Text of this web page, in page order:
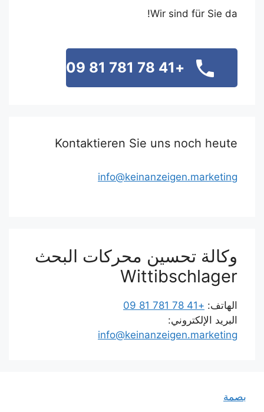
Wir sind für Sie da!
+41 78 781 81 09
Kontaktieren Sie uns noch heute
info@keinanzeigen.marketing
وكالة تحسين محركات البحث
Wittibschlager
الهاتف: +41 78 781 81 09
البريد الإلكتروني:
info@keinanzeigen.marketing
بصمة